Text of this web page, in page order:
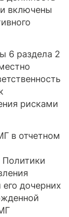
включены
6 раздела 2
рисками
в отчетном
Политики
дочерних